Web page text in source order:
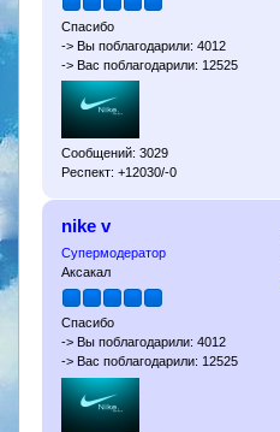
Спасибо
-> Вы поблагодарили: 4012
-> Вас поблагодарили: 12525
Сообщений: 3029
Респект: +12030/-0
nike v
Супермодератор
Аксакал
Спасибо
-> Вы поблагодарили: 4012
-> Вас поблагодарили: 12525